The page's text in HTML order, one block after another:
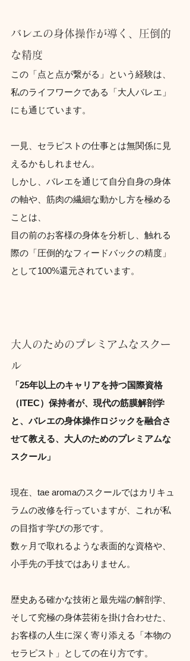
バレエの身体操作が導く、圧倒的
な精度
この「点と点が繋がる」という経験は、
私のライフワークである「大人バレエ」
にも通じています。
一見、セラピストの仕事とは無関係に見
えるかもしれません。
しかし、バレエを通じて自分自身の身体
の軸や、筋肉の繊細な動かし方を極める
ことは、
目の前のお客様の身体を分析し、触れる
際の「圧倒的なフィードバックの精度」
として100%還元されています。
大人のためのプレミアムなスクー
ル
「25年以上のキャリアを持つ国際資格
（ITEC）保持者が、現代の筋膜解剖学
と、バレエの身体操作ロジックを融合さ
せて教える、大人のためのプレミアムな
スクール」
現在、tae aromaのスクールではカリキュ
ラムの改修を行っていますが、これが私
の目指す学びの形です。
数ヶ月で取れるような表面的な資格や、
小手先の手技ではありません。
歴史ある確かな技術と最先端の解剖学、
そして究極の身体芸術を掛け合わせた、
お客様の人生に深く寄り添える「本物の
セラピスト」としての在り方です。